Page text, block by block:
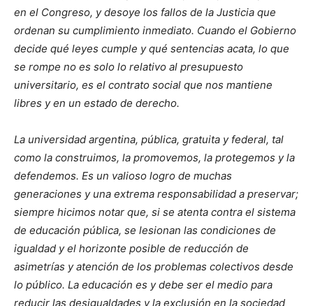
en el Congreso, y desoye los fallos de la Justicia que
ordenan su cumplimiento inmediato. Cuando el Gobierno
decide qué leyes cumple y qué sentencias acata, lo que
se rompe no es solo lo relativo al presupuesto
universitario, es el contrato social que nos mantiene
libres y en un estado de derecho.
La universidad argentina, pública, gratuita y federal, tal
como la construimos, la promovemos, la protegemos y la
defendemos. Es un valioso logro de muchas
generaciones y una extrema responsabilidad a preservar;
siempre hicimos notar que, si se atenta contra el sistema
de educación pública, se lesionan las condiciones de
igualdad y el horizonte posible de reducción de
asimetrías y atención de los problemas colectivos desde
lo público. La educación es y debe ser el medio para
reducir las desigualdades y la exclusión en la sociedad